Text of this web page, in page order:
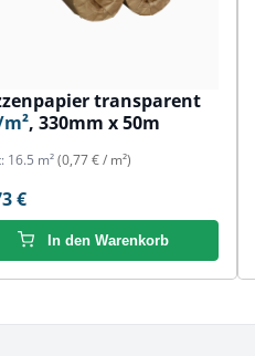
transparent
, 330mm x 50m
16.5 m²(0,77 € / m²)
€
In den Warenkorb